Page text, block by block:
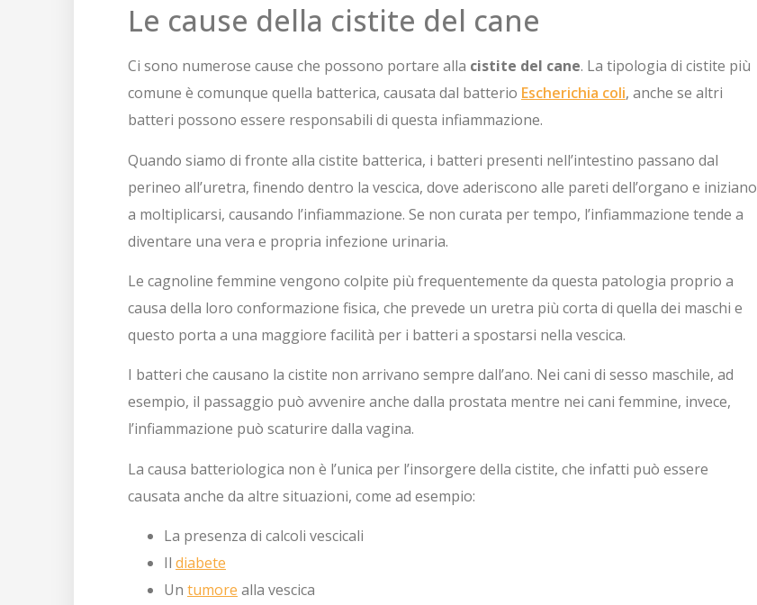
Le cause della cistite del cane
Ci sono numerose cause che possono portare alla cistite del cane. La tipologia di cistite più
comune è comunque quella batterica, causata dal batterio Escherichia coli, anche se altri
batteri possono essere responsabili di questa infiammazione.
Quando siamo di fronte alla cistite batterica, i batteri presenti nell’intestino passano dal
perineo all’uretra, finendo dentro la vescica, dove aderiscono alle pareti dell’organo e iniziano
a moltiplicarsi, causando l’infiammazione. Se non curata per tempo, l’infiammazione tende a
diventare una vera e propria infezione urinaria.
Le cagnoline femmine vengono colpite più frequentemente da questa patologia proprio a
causa della loro conformazione fisica, che prevede un uretra più corta di quella dei maschi e
questo porta a una maggiore facilità per i batteri a spostarsi nella vescica.
I batteri che causano la cistite non arrivano sempre dall’ano. Nei cani di sesso maschile, ad
esempio, il passaggio può avvenire anche dalla prostata mentre nei cani femmine, invece,
l’infiammazione può scaturire dalla vagina.
La causa batteriologica non è l’unica per l’insorgere della cistite, che infatti può essere
causata anche da altre situazioni, come ad esempio:
La presenza di calcoli vescicali
Il diabete
Un tumore alla vescica